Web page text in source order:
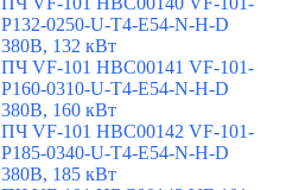
P132-0250-U-T4-E54-N-H-D
380В, 132 кВт
ПЧ VF-101 HBC00141 VF-101-
P160-0310-U-T4-E54-N-H-D
380В, 160 кВт
ПЧ VF-101 HBC00142 VF-101-
P185-0340-U-T4-E54-N-H-D
380В, 185 кВт